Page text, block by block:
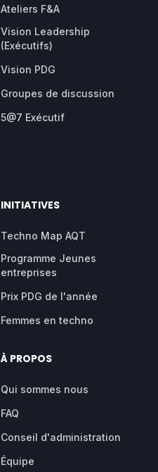
Ateliers F&A
Vision Leadership
(Exécutifs)
Vision PDG
Groupes de discussion
5@7 Exécutif
INITIATIVES
Techno Map AQT
Programme Jeunes
entreprises
Prix PDG de l'année
Femmes en techno
À PROPOS
Qui sommes nous
FAQ
Conseil d'administration
Équipe